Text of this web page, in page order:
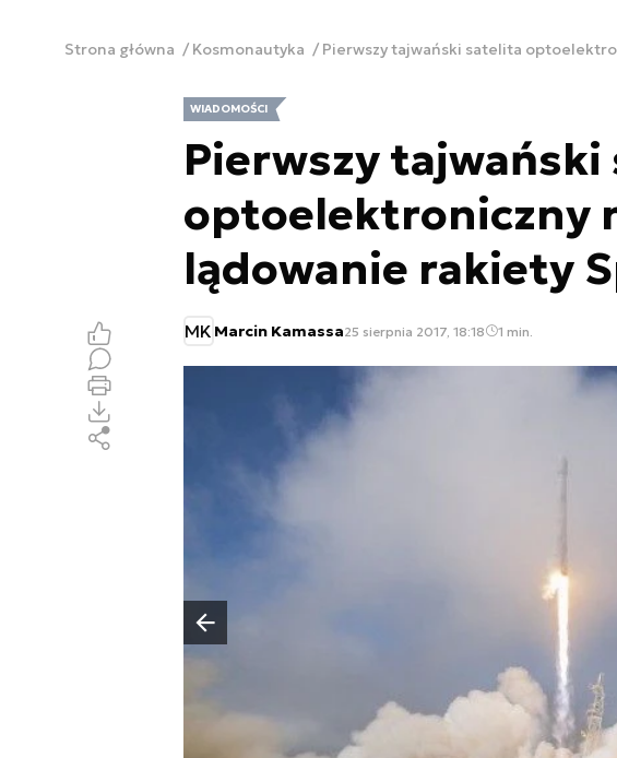
Strona główna Kosmonautyka Pierwszy tajwański satelita
WIADOMOŚCI
Pierwszy
optoelektroniczny
lądowanie rakiety
MK Marcin Kamassa25 sierpnia 2017, 18:18 1 min.
Poprzedni slajd